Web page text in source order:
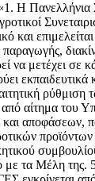
μετέχει
αίτημα του
με τα Μέλη